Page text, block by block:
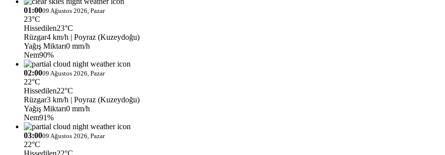
01:0009 Ağustos 2026, Pazar
23°C
Hissedilen23°C
Rüzgar4 km/h | Poyraz (Kuzeydoğu)
Yağış Miktarı0 mm/h
Nem90%
02:0009 Ağustos 2026, Pazar
22°C
Hissedilen22°C
Rüzgar3 km/h | Poyraz (Kuzeydoğu)
Yağış Miktarı0 mm/h
Nem91%
03:0009 Ağustos 2026, Pazar
22°C
Hissedilen22°C